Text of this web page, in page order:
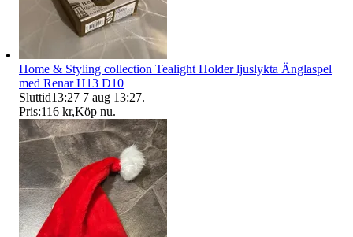
Home & Styling collection Tealight Holder ljuslykta Änglaspel
med Renar H13 D10
Sluttid13:27 7 aug 13:27.
Pris:116 kr,Köp nu.